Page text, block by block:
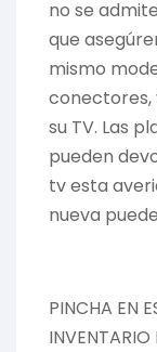
no se
que
mismo
conectores,
su TV. Las
pueden
tv esta
nueva
PINCHA EN